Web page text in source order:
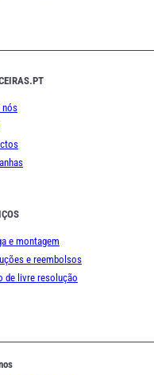
nós
e montagem
e reembolsos
de livre resolução